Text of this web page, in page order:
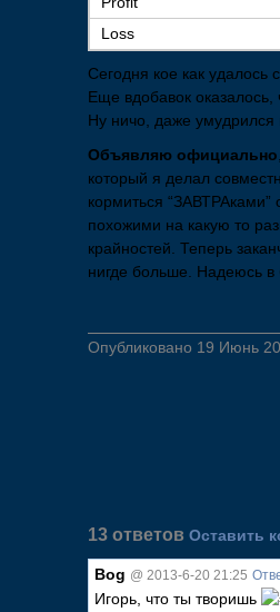
Loss
Сегодня кое как удалось
Еще вдобавок оказалось,
Ну ничо, даже умудрился
Объявляю официально
который я делал
кормиться
похожими на какую то
крайностей. Теперь
нигде больше. Надеюсь в
Опубликовано 19 Июнь
13 ответов Оставить
Bog @ 2013-6-20 21:25
Игорь, что ты творишь